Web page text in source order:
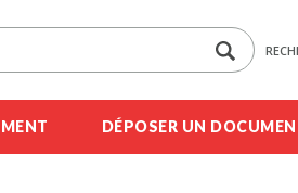
DÉPOSER UN